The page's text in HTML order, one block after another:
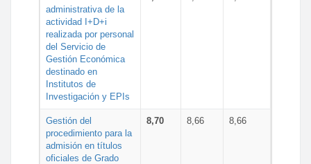
administrativa de la
actividad I+D+i
realizada por personal
del Servicio de
Gestión Económica
destinado en
Institutos de
Investigación y EPIs
Gestión del
procedimiento para la
admisión en títulos
oficiales de Grado
8,70 8,66 8,66